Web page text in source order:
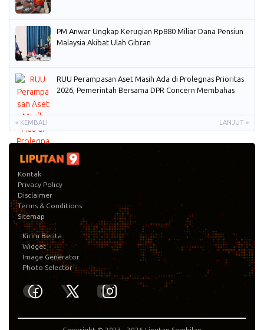
PM Anwar Ungkap Kerugian Rp880 Miliar Dana Pensiun
Malaysia Akibat Ulah Gibran
RUU Perampasan Aset Masih Ada di Prolegnas Prioritas
2026, Pemerintah Bersama DPR Concern Membahas
« KEMBALI LANJUT »
Kontak
Privacy Policy
Disclaimer
Terms & Conditions
Sitemap
Kirim Berita
Widget
Image Generator
Photo Selector